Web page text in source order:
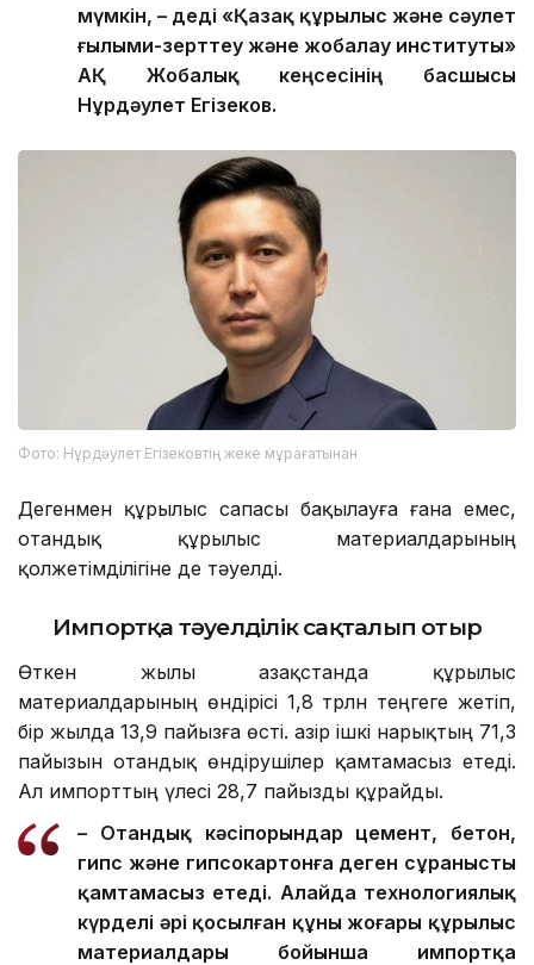
мүмкін, – деді «Қазақ құрылыс және сәулет
ғылыми-зерттеу және жобалау институты»
АҚ Жобалық кеңсесінің басшысы
Нұрдәулет Егізеков.
Фото: Нұрдәулет Егізековтің жеке мұрағатынан
Дегенмен құрылыс сапасы бақылауға ғана емес,
отандық құрылыс материалдарының
қолжетімділігіне де тәуелді.
Импортқа тәуелділік сақталып отыр
Өткен жылы Қазақстанда құрылыс
материалдарының өндірісі 1,8 трлн теңгеге жетіп,
бір жылда 13,9 пайызға өсті. Қазір ішкі нарықтың 71,3
пайызын отандық өндірушілер қамтамасыз етеді.
Ал импорттың үлесі 28,7 пайызды құрайды.
– Отандық кәсіпорындар цемент, бетон,
гипс және гипсокартонға деген сұранысты
қамтамасыз етеді. Алайда технологиялық
күрделі әрі қосылған құны жоғары құрылыс
материалдары бойынша импортқа